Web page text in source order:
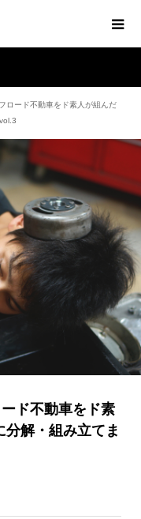
ロード不動車をド素人が組んだ
ド不動車をド素
解・組み立てま